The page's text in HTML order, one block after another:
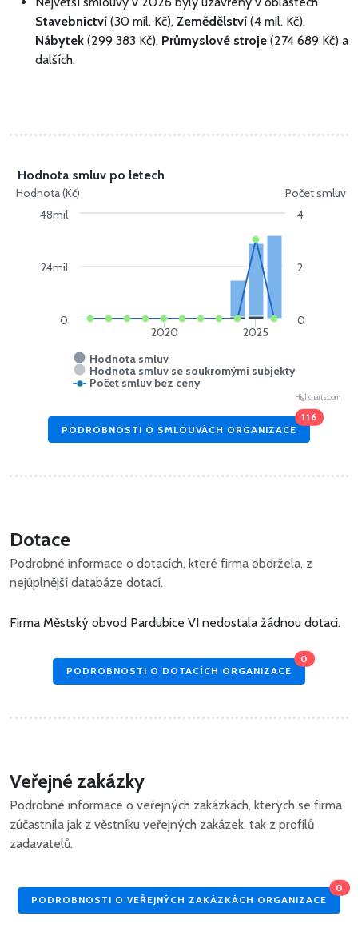
Stavebnictví (30 mil. Kč), Zemědělství (4 mil. Kč),
Nábytek (299 383 Kč), Průmyslové stroje (274 689 Kč) a
dalších.
Hodnota (Kč) Počet smluv
Hodnota smluv po letech
Hodnota smluv
Hodnota smluv se soukromými subjekty
Počet smluv bez ceny
2020 2025
0
24mil
48mil
0
2
4
Highcharts.com
PODROBNOSTI O SMLOUVÁCH ORGANIZACE
116
Dotace
Podrobné informace o dotacích, které firma obdržela, z
nejúplnější databáze dotací.
Firma Městský obvod Pardubice VI nedostala žádnou dotaci.
PODROBNOSTI O DOTACÍCH ORGANIZACE
0
Veřejné zakázky
Podrobné informace o veřejných zakázkách, kterých se firma
zúčastnila jak z věstníku veřejných zakázek, tak z profilů
zadavatelů.
PODROBNOSTI O VEŘEJNÝCH ZAKÁZKÁCH ORGANIZACE
0